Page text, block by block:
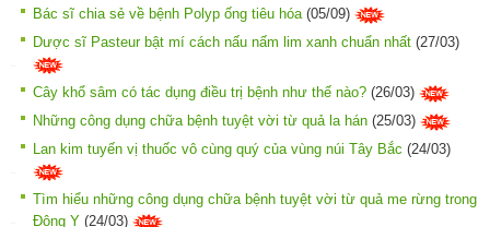
Bác sĩ chia sẻ về bệnh Polyp ống tiêu hóa(05/09)
Dược sĩ Pasteur bật mí cách nấu nấm lim xanh chuẩn nhất (27/03)
Cây khổ sâm có tác dụng điều trị bệnh như thế nào? (26/03)
Những công dụng chữa bệnh tuyệt vời từ quả la hán (25/03)
Lan kim tuyến vị thuốc vô cùng quý của vùng núi Tây Bắc (24/03)
Tìm hiểu những công dụng chữa bệnh tuyệt vời từ quả me rừng trong
Đông Y (24/03)